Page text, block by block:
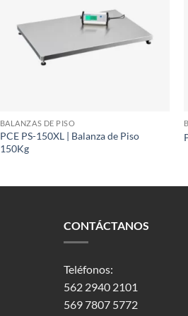
BALANZAS DE PISO
PCE PS-150XL | Balanza de Piso
150Kg
CONTÁCTANOS
Teléfonos:
562 2940 2101
569 7807 5772